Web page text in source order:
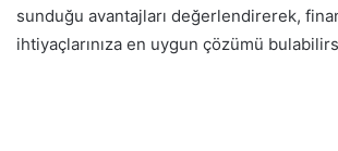
sunduğu avantajları değerlendirerek,
ihtiyaçlarınıza en uygun çözümü